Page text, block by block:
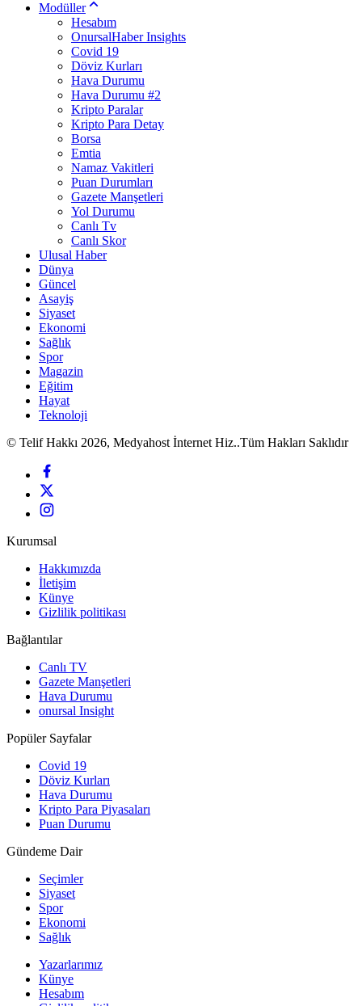
Modüller
Hesabım
OnursalHaber Insights
Covid 19
Döviz Kurları
Hava Durumu
Hava Durumu #2
Kripto Paralar
Kripto Para Detay
Borsa
Emtia
Namaz Vakitleri
Puan Durumları
Gazete Manşetleri
Yol Durumu
Canlı Tv
Canlı Skor
Ulusal Haber
Dünya
Güncel
Asayiş
Siyaset
Ekonomi
Sağlık
Spor
Magazin
Eğitim
Hayat
Teknoloji
© Telif Hakkı 2026, Medyahost İnternet Hiz..Tüm Hakları Saklıdır
Kurumsal
Hakkımızda
İletişim
Künye
Gizlilik politikası
Bağlantılar
Canlı TV
Gazete Manşetleri
Hava Durumu
onursal Insight
Popüler Sayfalar
Covid 19
Döviz Kurları
Hava Durumu
Kripto Para Piyasaları
Puan Durumu
Gündeme Dair
Seçimler
Siyaset
Spor
Ekonomi
Sağlık
Yazarlarımız
Künye
Hesabım